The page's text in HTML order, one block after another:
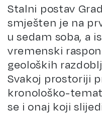
Stalni postav
smješten je na
u sedam soba, a
vremenski
geoloških
Svakoj prostoriji
kronološko-
se i onaj koji